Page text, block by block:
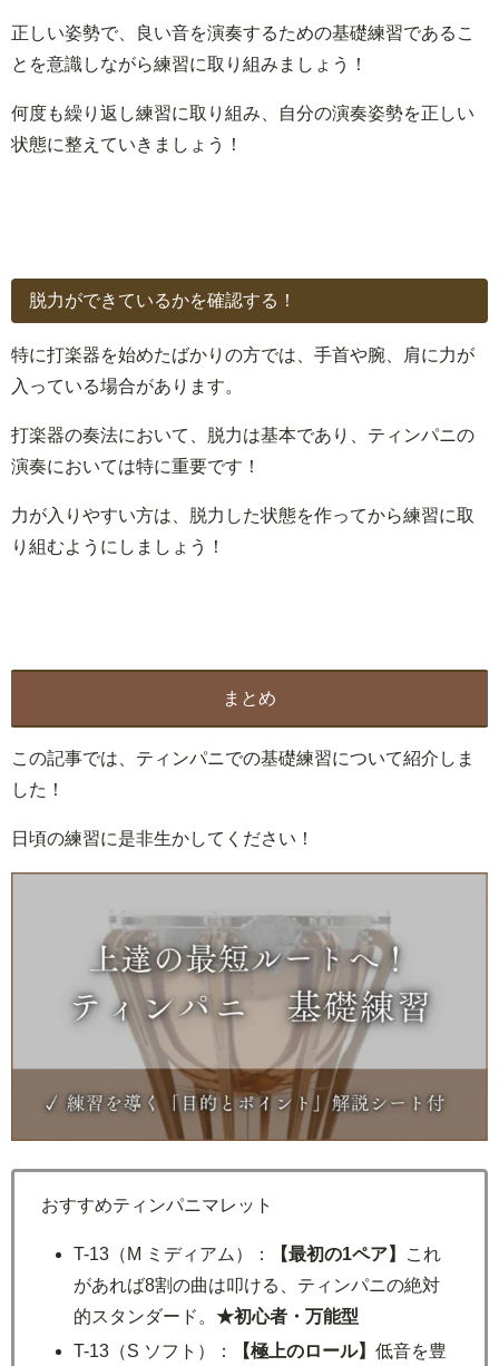
正しい姿勢で、良い音を演奏するための基礎練習であるこ
とを意識しながら練習に取り組みましょう！
何度も繰り返し練習に取り組み、自分の演奏姿勢を正しい
状態に整えていきましょう！
脱力ができているかを確認する！
特に打楽器を始めたばかりの方では、手首や腕、肩に力が
入っている場合があります。
打楽器の奏法において、脱力は基本であり、ティンパニの
演奏においては特に重要です！
力が入りやすい方は、脱力した状態を作ってから練習に取
り組むようにしましょう！
まとめ
この記事では、ティンパニでの基礎練習について紹介しま
した！
日頃の練習に是非生かしてください！
おすすめティンパニマレット
T-13（M ミディアム）： 【最初の1ペア】
これ
があれば8割の曲は叩ける、ティンパニの絶対
的スタンダード。★初心者・万能型
T-13（S ソフト）：
【極上のロール】低音を豊